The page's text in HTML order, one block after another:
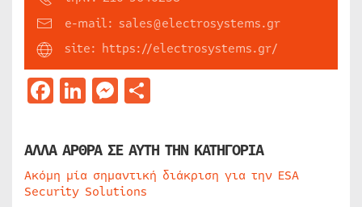
e-mail: sales@electrosystems.gr
site: https://electrosystems.gr/
Facebook
LinkedIn
Messenger
ΑΛΛΑ ΑΡΘΡΑ ΣΕ ΑΥΤΗ ΤΗΝ ΚΑΤΗΓΟΡΙΑ
Ακόμη μία σημαντική διάκριση για την ESA
Security Solutions